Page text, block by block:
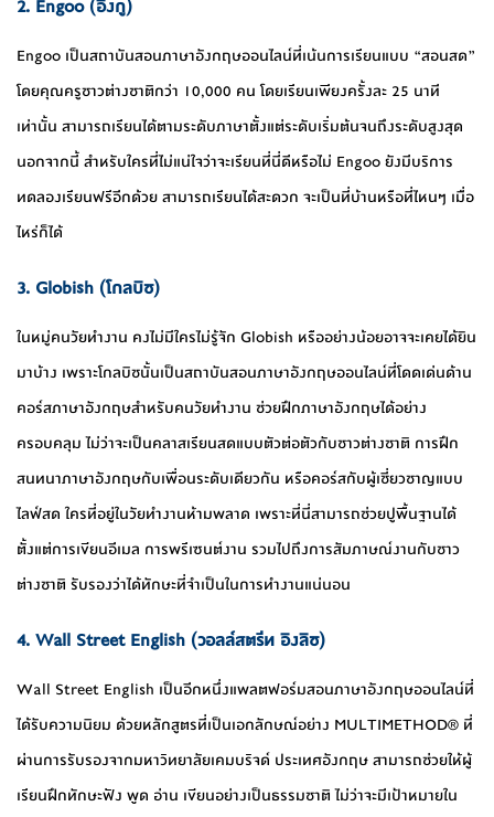
2. Engoo (อิงกู)
Engoo เป็นสถาบันสอนภาษาอังกฤษออนไลน์ที่เน้นการเรียนแบบ “สอนสด”
โดยคุณครูชาวต่างชาติกว่า 10,000 คน โดยเรียนเพียงครั้งละ 25 นาที
เท่านั้น สามารถเรียนได้ตามระดับภาษาตั้งแต่ระดับเริ่มต้นจนถึงระดับสูงสุด
นอกจากนี้ สำหรับใครที่ไม่แน่ใจว่าจะเรียนที่นี่ดีหรือไม่ Engoo ยังมีบริการ
ทดลองเรียนฟรีอีกด้วย สามารถเรียนได้สะดวก จะเป็นที่บ้านหรือที่ไหนๆ เมื่อ
ไหร่ก็ได้
3. Globish (โกลบิช)
ในหมู่คนวัยทำงาน คงไม่มีใครไม่รู้จัก Globish หรืออย่างน้อยอาจจะเคยได้ยิน
มาบ้าง เพราะโกลบิชนั้นเป็นสถาบันสอนภาษาอังกฤษออนไลน์ที่โดดเด่นด้าน
คอร์สภาษาอังกฤษสำหรับคนวัยทำงาน ช่วยฝึกภาษาอังกฤษได้อย่าง
ครอบคลุม ไม่ว่าจะเป็นคลาสเรียนสดแบบตัวต่อตัวกับชาวต่างชาติ การฝึก
สนทนาภาษาอังกฤษกับเพื่อนระดับเดียวกัน หรือคอร์สกับผู้เชี่ยวชาญแบบ
ไลฟ์สด ใครที่อยู่ในวัยทำงานห้ามพลาด เพราะที่นี่สามารถช่วยปูพื้นฐานได้
ตั้งแต่การเขียนอีเมล การพรีเซนต์งาน รวมไปถึงการสัมภาษณ์งานกับชาว
ต่างชาติ รับรองว่าได้ทักษะที่จำเป็นในการทำงานแน่นอน
4. Wall Street English (วอลล์สตรีท อิงลิช)
Wall Street English เป็นอีกหนึ่งแพลตฟอร์มสอนภาษาอังกฤษออนไลน์ที่
ได้รับความนิยม ด้วยหลักสูตรที่เป็นเอกลักษณ์อย่าง MULTIMETHOD® ที่
ผ่านการรับรองจากมหาวิทยาลัยเคมบริจด์ ประเทศอังกฤษ สามารถช่วยให้ผู้
เรียนฝึกทักษะฟัง พูด อ่าน เขียนอย่างเป็นธรรมชาติ ไม่ว่าจะมีเป้าหมายใน